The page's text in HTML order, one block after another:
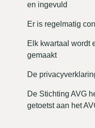
en ingevuld
Er is regelmatig
Elk kwartaal wordt
gemaakt
De
De Stichting AVG
getoetst aan het